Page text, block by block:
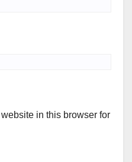
in this browser for